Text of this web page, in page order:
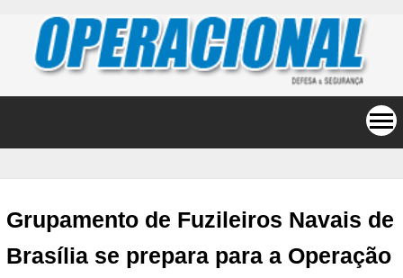
Grupamento de Fuzileiros Navais de
Brasília se prepara para a Operação